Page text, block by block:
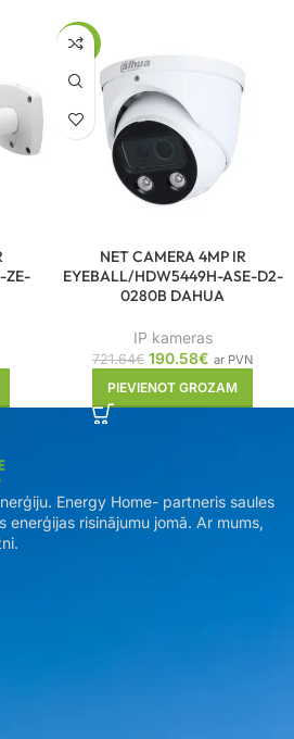
ZE-
-74%
NET CAMERA 4MP IR
EYEBALL/HDW5449H-ASE-D2-
0280B DAHUA
IP kameras
721.64€ 190.58€ ar PVN
PIEVIENOT GROZAM
Energy Home- partneris saules
enerģijas risinājumu jomā. Ar mums,